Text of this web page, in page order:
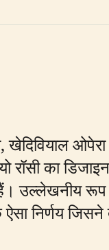
का
उल्लेखनीय
निर्णय जिसने